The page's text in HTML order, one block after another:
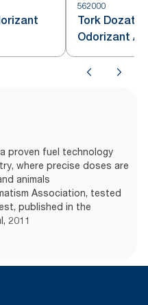
562000
Tork
Odorizant
proven fuel technology
where precise doses are
animals
Association, tested
published in the
2011